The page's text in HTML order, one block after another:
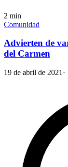
2 min
Comunidad
Advierten de
del Carmen
19 de abril de 2021 ·